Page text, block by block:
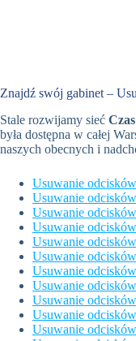
Znajdź swój gabinet –
Stale rozwijamy sieć
była dostępna w całej
naszych obecnych i
Usuwanie odcisków
Usuwanie odcisków
Usuwanie odcisków
Usuwanie odcisków
Usuwanie odcisków
Usuwanie odcisków
Usuwanie odcisków
Usuwanie odcisków
Usuwanie odcisków
Usuwanie odcisków
Usuwanie odcisków